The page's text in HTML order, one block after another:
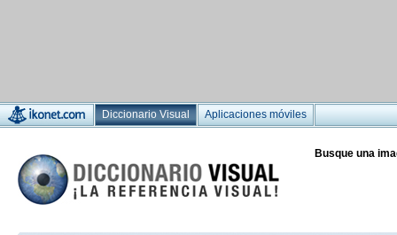
Diccionario Visual Aplicaciones móviles
Busque una